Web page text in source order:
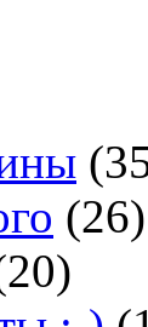
(26)